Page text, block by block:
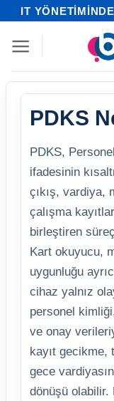
İçeriğe
IT
PDKS
PDKS,
ifadesinin
çıkış, vardiya,
çalışma
birleştiren
Kart okuyucu,
uygunluğu
cihaz yalnız
personel
ve onay
kayıt gecikme,
gece
dönüşü olabilir.